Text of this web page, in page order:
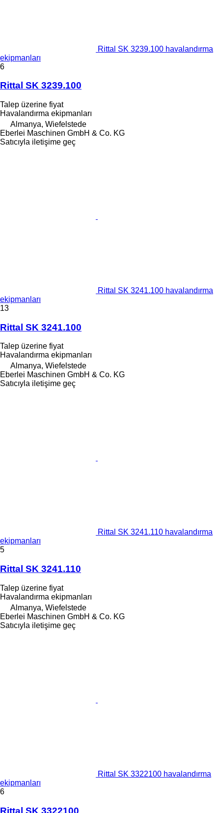
Rittal SK 3239.100 havalandırma
ekipmanları
6
Rittal SK 3239.100
Talep üzerine fiyat
Havalandırma ekipmanları
Almanya, Wiefelstede
Eberlei Maschinen GmbH & Co. KG
Satıcıyla iletişime geç
Rittal SK 3241.100 havalandırma
ekipmanları
13
Rittal SK 3241.100
Talep üzerine fiyat
Havalandırma ekipmanları
Almanya, Wiefelstede
Eberlei Maschinen GmbH & Co. KG
Satıcıyla iletişime geç
Rittal SK 3241.110 havalandırma
ekipmanları
5
Rittal SK 3241.110
Talep üzerine fiyat
Havalandırma ekipmanları
Almanya, Wiefelstede
Eberlei Maschinen GmbH & Co. KG
Satıcıyla iletişime geç
Rittal SK 3322100 havalandırma
ekipmanları
6
Rittal SK 3322100